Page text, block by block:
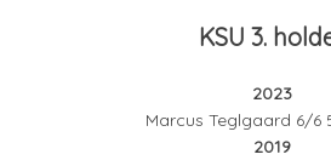
KSU 3.
2023
Marcus Teglgaard 6/6
2019